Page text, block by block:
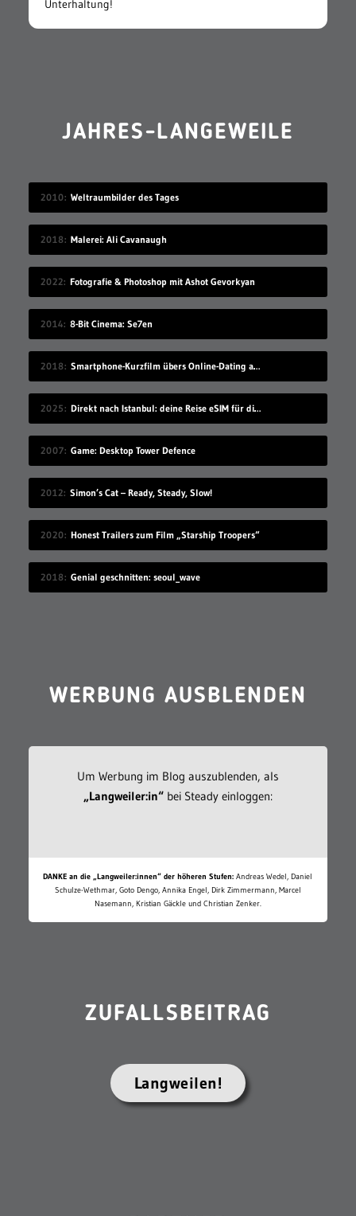
Unterhaltung!
JAHRES-LANGEWEILE
2010 Weltraumbilder des Tages
2018 Malerei: Ali Cavanaugh
2022 Fotografie & Photoshop mit Ashot Gevorkyan
2014 8-Bit Cinema: Se7en
2018 Smartphone-Kurzfilm übers Online-Dating auf Zugreise
2025 Direkt nach Istanbul: deine Reise eSIM für die Türkei
2007 Game: Desktop Tower Defence
2012 Simon’s Cat – Ready, Steady, Slow!
2020 Honest Trailers zum Film „Starship Troopers“
2018 Genial geschnitten: seoul_wave
WERBUNG AUSBLENDEN
Um Werbung im Blog auszublenden, als
„Langweiler:in“bei Steady einloggen:
DANKE an die „Langweiler:innen“ der höheren Stufen: Andreas Wedel, Daniel
Schulze-Wethmar, Goto Dengo, Annika Engel, Dirk Zimmermann, Marcel
Nasemann, Kristian Gäckle und Christian Zenker.
ZUFALLSBEITRAG
Langweilen!